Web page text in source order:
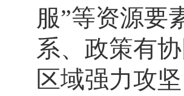
服”等资源要
系、政策有
区域强力攻